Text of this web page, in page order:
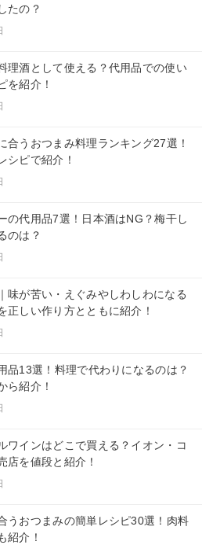
たの？
理酒として使える？代用品での使い
を紹介！
合うおつまみ料理ランキング27選！
シピで紹介！
の代用品7選！日本酒はNG？梅干し
のは？
味が苦い・えぐみやしわしわになる
正しい作り方とともに紹介！
品13選！料理で代わりになるのは？
ら紹介！
ワインはどこで買える？イオン・コ
店を値段と紹介！
うおつまみの簡単レシピ30選！肉料
紹介！